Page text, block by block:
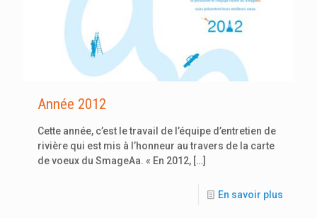
Année 2012
Cette année, c’est le travail de l’équipe d’entretien de
rivière qui est mis à l’honneur au travers de la carte
de voeux du SmageAa. « En 2012, […]
En savoir plus